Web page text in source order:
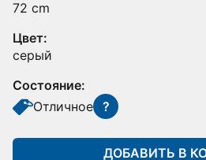
72 cm
Цвет:
серый
Состояние:
Отличное ?
ДОБАВИТЬ В